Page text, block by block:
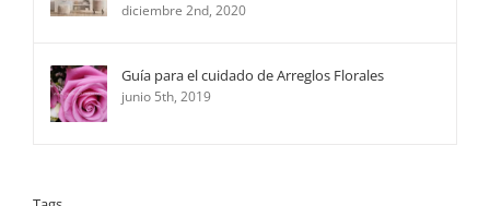
diciembre 2nd, 2020
Guía para el cuidado de Arreglos Florales
junio 5th, 2019